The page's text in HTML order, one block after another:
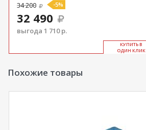
34 200 -5%
32 490
выгода 1 710 р.
КУ­ПИТЬ В
ОДИН КЛИК
Похожие товары